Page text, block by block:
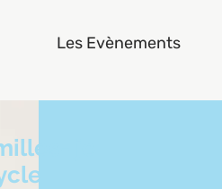
Les Evènements
je